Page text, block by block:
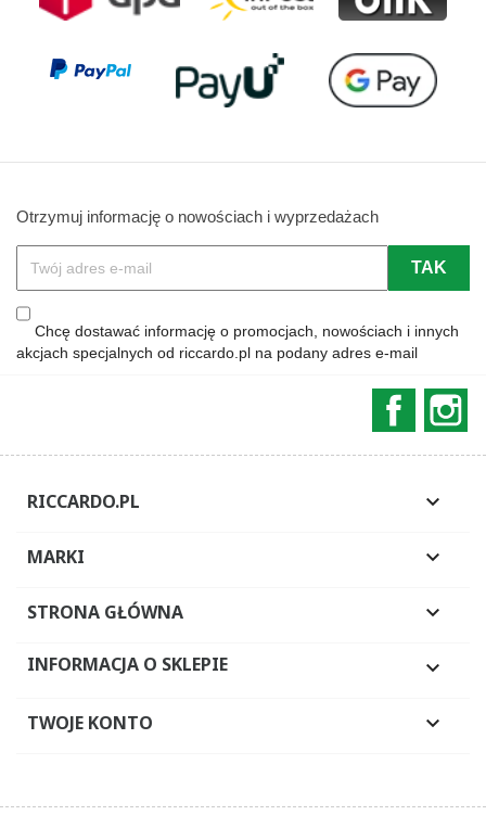
Otrzymuj informację o nowościach i wyprzedażach
Chcę dostawać informację o promocjach, nowościach i innych
akcjach specjalnych od riccardo.pl na podany adres e-mail
RICCARDO.PL 
MARKI 
STRONA GŁÓWNA 
INFORMACJA O SKLEPIE 
TWOJE KONTO 